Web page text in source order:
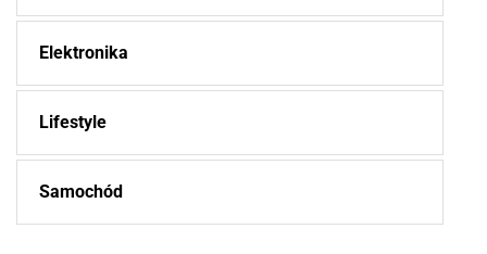
Elektronika
Lifestyle
Samochód